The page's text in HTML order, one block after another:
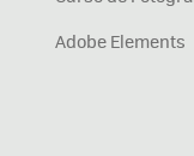
Adobe Elements